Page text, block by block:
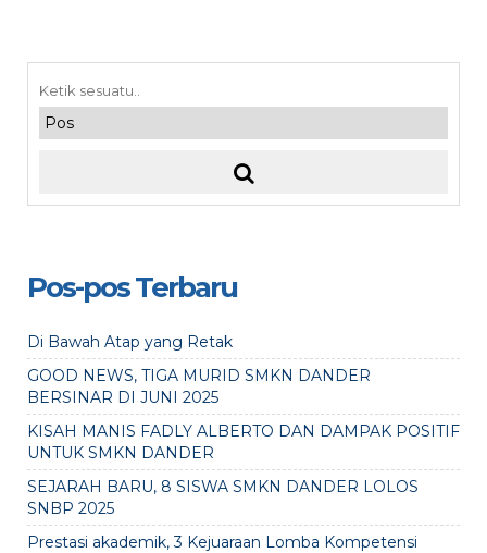
Pos-pos Terbaru
Di Bawah Atap yang Retak
GOOD NEWS, TIGA MURID SMKN DANDER
BERSINAR DI JUNI 2025
KISAH MANIS FADLY ALBERTO DAN DAMPAK POSITIF
UNTUK SMKN DANDER
SEJARAH BARU, 8 SISWA SMKN DANDER LOLOS
SNBP 2025
Prestasi akademik, 3 Kejuaraan Lomba Kompetensi